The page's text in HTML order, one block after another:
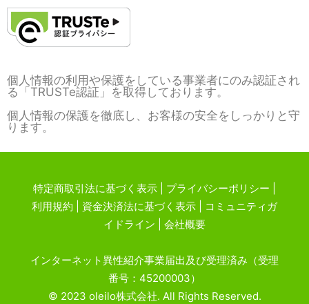
個人情報の利用や保護をしている事業者にのみ認証され
る「TRUSTe認証」を取得しております。
個人情報の保護を徹底し、お客様の安全をしっかりと守
ります。
特定商取引法に基づく表示 プライバシーポリシー
利用規約
資金決済法に基づく表示
コミュニティガ
イドライン
会社概要
インターネット異性紹介事業届出及び受理済み（受理
番号：45200003）
© 2023 oleilo株式会社. All Rights Reserved.